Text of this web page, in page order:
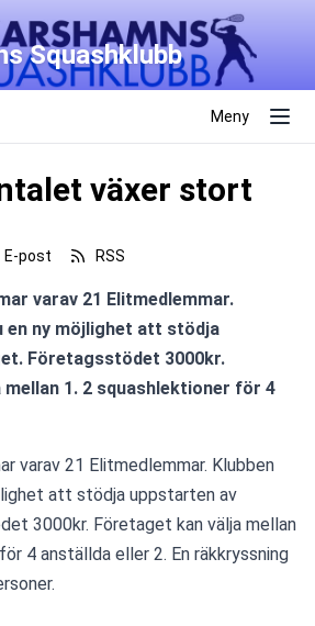
Squashklubb
Meny
växer stort
E-post RSS
varav 21 Elitmedlemmar.
en ny möjlighet att stödja
Företagsstödet 3000kr.
mellan 1. 2 squashlektioner för 4
varav 21 Elitmedlemmar. Klubben
att stödja uppstarten av
3000kr. Företaget kan välja mellan
4 anställda eller 2. En räkkryssning